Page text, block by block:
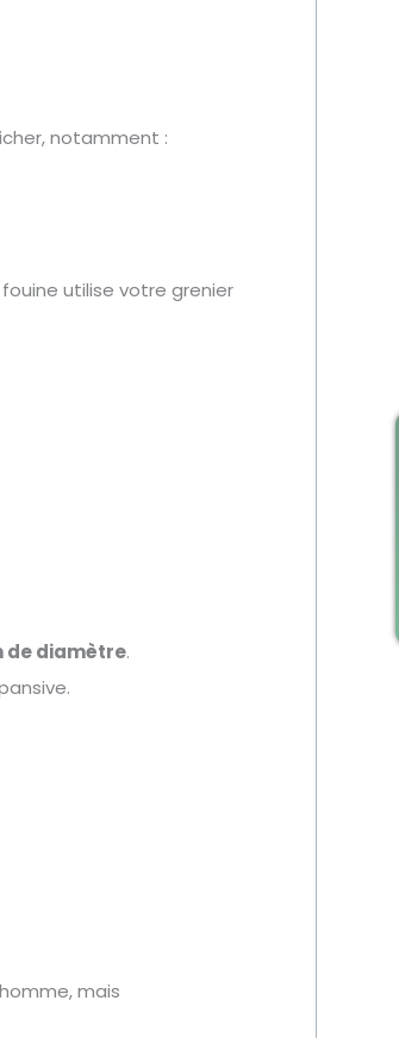
notamment :
utilise votre grenier
de diamètre.
mais